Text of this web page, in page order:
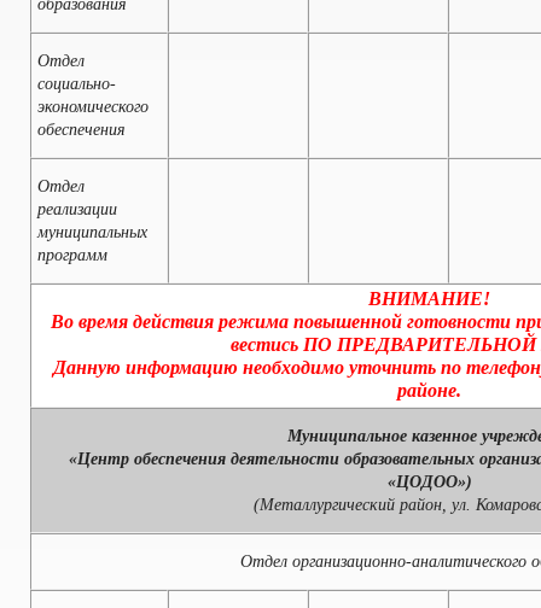
образования
Отдел
социально-
экономического
обеспечения
Отдел
реализации
муниципальных
программ
ВНИМАНИЕ!
Во время действия режима повышенной
вестись ПО
Данную информацию необходимо уточнить по
районе.
Муниципальное казенное
«Центр обеспечения деятельности образовательных
«ЦОДОО»)
(Металлургический район, ул.
Отдел организационно-аналитического